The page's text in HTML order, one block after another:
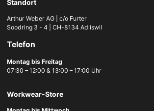
Standort
Arthur Weber AG | c/o Furter
Soodring 3 - 4 | CH-8134 Adliswil
Telefon
Montag bis Freitag
07:30 – 12:00 & 13:00 – 17:00 Uhr
Workwear-Store